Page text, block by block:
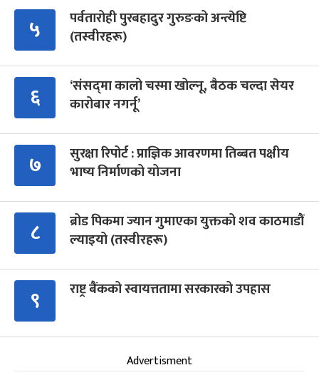
५
पर्वतारोही पुरबहादुर गुरुङको अन्त्येष्टि
(तस्वीरहरू)
६
‘संसद्‍मा कालो चस्मा खोल्नू, बैठक चल्दा सेयर
कारोबार नगर्नू’
७
सुरक्षा रिपोर्ट : प्राज्ञिक आवरणमा तिब्बत पक्षीय
भाष्य निर्माणको योजना
८
ब्रोड पिकमा ज्यान गुमाएका युक्तको शव काठमाडौं
ल्याइयो (तस्वीरहरू)
९ राष्ट्र बैंकको स्वायत्ततामा सरकारको उपहास
Advertisment